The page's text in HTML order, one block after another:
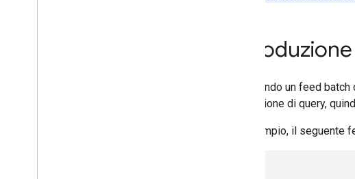
Introduzione
Utilizzando un feed
esecuzione di query,
Ad esempio, il seguente